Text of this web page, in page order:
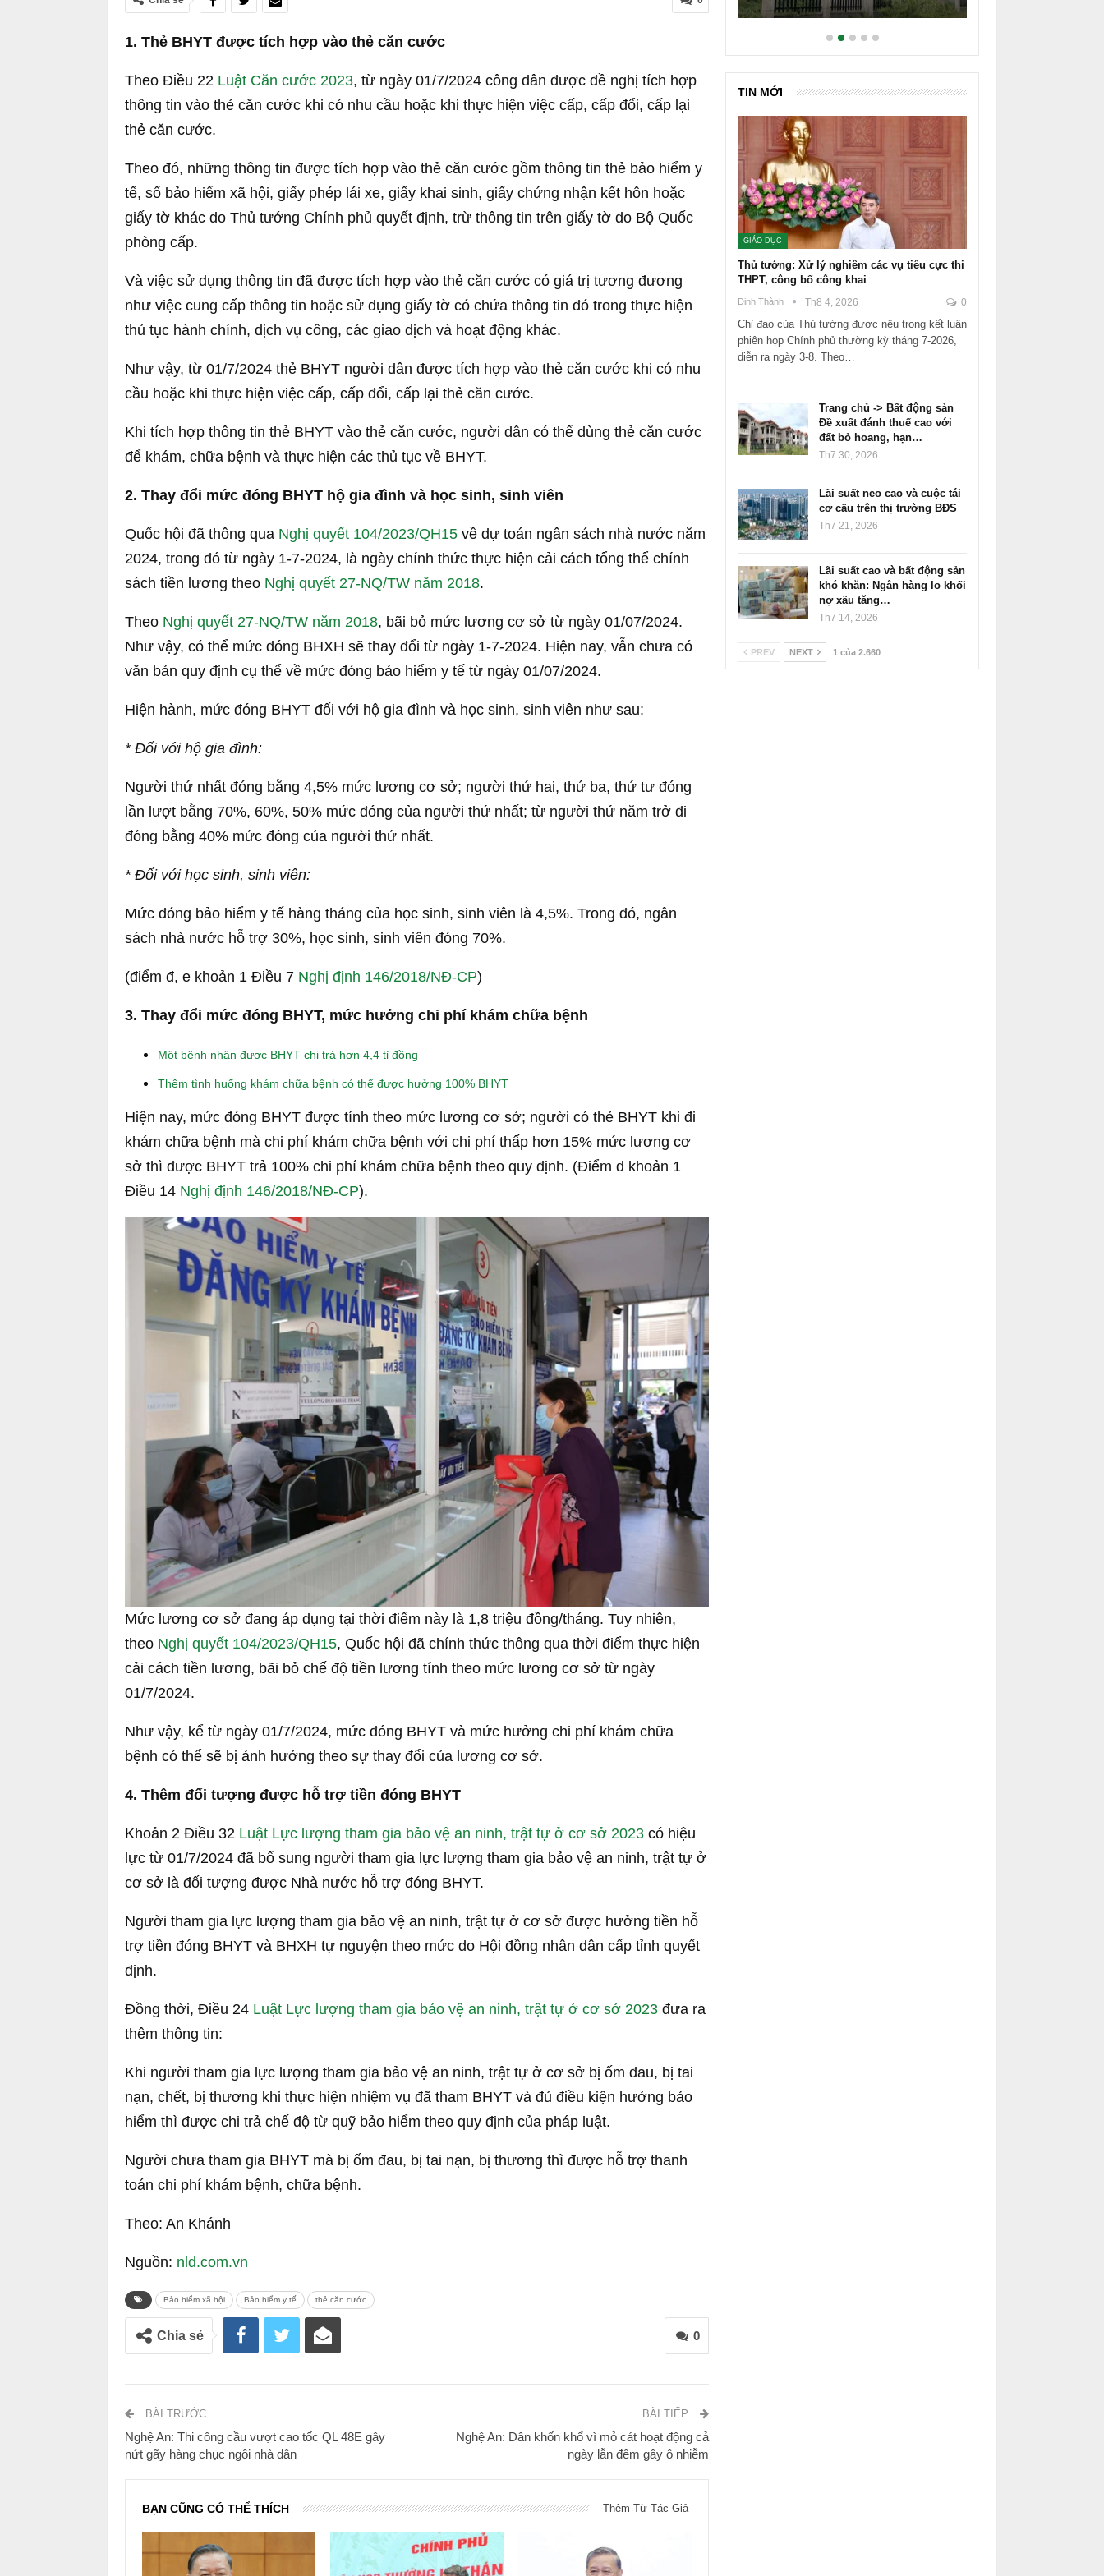
1. Thẻ BHYT được tích hợp vào thẻ căn cước
Theo Điều 22 Luật Căn cước 2023, từ ngày 01/7/2024 công dân được đề nghị tích hợp
thông tin vào thẻ căn cước khi có nhu cầu hoặc khi thực hiện việc cấp, cấp đổi, cấp lại
thẻ căn cước.
Theo đó, những thông tin được tích hợp vào thẻ căn cước gồm thông tin thẻ bảo hiểm y
tế, sổ bảo hiểm xã hội, giấy phép lái xe, giấy khai sinh, giấy chứng nhận kết hôn hoặc
giấy tờ khác do Thủ tướng Chính phủ quyết định, trừ thông tin trên giấy tờ do Bộ Quốc
phòng cấp.
Và việc sử dụng thông tin đã được tích hợp vào thẻ căn cước có giá trị tương đương
như việc cung cấp thông tin hoặc sử dụng giấy tờ có chứa thông tin đó trong thực hiện
thủ tục hành chính, dịch vụ công, các giao dịch và hoạt động khác.
Như vậy, từ 01/7/2024 thẻ BHYT người dân được tích hợp vào thẻ căn cước khi có nhu
cầu hoặc khi thực hiện việc cấp, cấp đổi, cấp lại thẻ căn cước.
Khi tích hợp thông tin thẻ BHYT vào thẻ căn cước, người dân có thể dùng thẻ căn cước
để khám, chữa bệnh và thực hiện các thủ tục về BHYT.
2. Thay đổi mức đóng BHYT hộ gia đình và học sinh, sinh viên
Quốc hội đã thông qua Nghị quyết 104/2023/QH15 về dự toán ngân sách nhà nước năm
2024, trong đó từ ngày 1-7-2024, là ngày chính thức thực hiện cải cách tổng thể chính
sách tiền lương theo Nghị quyết 27-NQ/TW năm 2018.
Theo Nghị quyết 27-NQ/TW năm 2018, bãi bỏ mức lương cơ sở từ ngày 01/07/2024.
Như vậy, có thể mức đóng BHXH sẽ thay đổi từ ngày 1-7-2024. Hiện nay, vẫn chưa có
văn bản quy định cụ thể về mức đóng bảo hiểm y tế từ ngày 01/07/2024.
Hiện hành, mức đóng BHYT đối với hộ gia đình và học sinh, sinh viên như sau:
* Đối với hộ gia đình:
Người thứ nhất đóng bằng 4,5% mức lương cơ sở; người thứ hai, thứ ba, thứ tư đóng
lần lượt bằng 70%, 60%, 50% mức đóng của người thứ nhất; từ người thứ năm trở đi
đóng bằng 40% mức đóng của người thứ nhất.
* Đối với học sinh, sinh viên:
Mức đóng bảo hiểm y tế hàng tháng của học sinh, sinh viên là 4,5%. Trong đó, ngân
sách nhà nước hỗ trợ 30%, học sinh, sinh viên đóng 70%.
(điểm đ, e khoản 1 Điều 7 Nghị định 146/2018/NĐ-CP)
3. Thay đổi mức đóng BHYT, mức hưởng chi phí khám chữa bệnh
Một bệnh nhân được BHYT chi trả hơn 4,4 tỉ đồng
Thêm tình huống khám chữa bệnh có thể được hưởng 100% BHYT
Hiện nay, mức đóng BHYT được tính theo mức lương cơ sở; người có thẻ BHYT khi đi
khám chữa bệnh mà chi phí khám chữa bệnh với chi phí thấp hơn 15% mức lương cơ
sở thì được BHYT trả 100% chi phí khám chữa bệnh theo quy định. (Điểm d khoản 1
Điều 14 Nghị định 146/2018/NĐ-CP).
Mức lương cơ sở đang áp dụng tại thời điểm này là 1,8 triệu đồng/tháng. Tuy nhiên,
theo Nghị quyết 104/2023/QH15, Quốc hội đã chính thức thông qua thời điểm thực hiện
cải cách tiền lương, bãi bỏ chế độ tiền lương tính theo mức lương cơ sở từ ngày
01/7/2024.
Như vậy, kể từ ngày 01/7/2024, mức đóng BHYT và mức hưởng chi phí khám chữa
bệnh có thể sẽ bị ảnh hưởng theo sự thay đổi của lương cơ sở.
4. Thêm đối tượng được hỗ trợ tiền đóng BHYT
Khoản 2 Điều 32 Luật Lực lượng tham gia bảo vệ an ninh, trật tự ở cơ sở 2023 có hiệu
lực từ 01/7/2024 đã bổ sung người tham gia lực lượng tham gia bảo vệ an ninh, trật tự ở
cơ sở là đối tượng được Nhà nước hỗ trợ đóng BHYT.
Người tham gia lực lượng tham gia bảo vệ an ninh, trật tự ở cơ sở được hưởng tiền hỗ
trợ tiền đóng BHYT và BHXH tự nguyện theo mức do Hội đồng nhân dân cấp tỉnh quyết
định.
Đồng thời, Điều 24 Luật Lực lượng tham gia bảo vệ an ninh, trật tự ở cơ sở 2023 đưa ra
thêm thông tin:
Khi người tham gia lực lượng tham gia bảo vệ an ninh, trật tự ở cơ sở bị ốm đau, bị tai
nạn, chết, bị thương khi thực hiện nhiệm vụ đã tham BHYT và đủ điều kiện hưởng bảo
hiểm thì được chi trả chế độ từ quỹ bảo hiểm theo quy định của pháp luật.
Người chưa tham gia BHYT mà bị ốm đau, bị tai nạn, bị thương thì được hỗ trợ thanh
toán chi phí khám bệnh, chữa bệnh.
Theo: An Khánh
Nguồn: nld.com.vn
Bảo hiểm xã hội Bảo hiểm y tế thẻ căn cước
0
Chia sẻ
BÀI TRƯỚC
Nghệ An: Thi công cầu vượt cao tốc QL 48E gây
nứt gãy hàng chục ngôi nhà dân
BÀI TIẾP
Nghệ An: Dân khốn khổ vì mỏ cát hoạt động cả
ngày lẫn đêm gây ô nhiễm
BẠN CŨNG CÓ THỂ THÍCH Thêm Từ Tác Giả
TIN MỚI
GIÁO DỤC
Thủ tướng: Xử lý nghiêm các vụ tiêu cực thi
THPT, công bố công khai
Đinh Thành Th8 4, 2026 0
Chỉ đạo của Thủ tướng được nêu trong kết luận
phiên họp Chính phủ thường kỳ tháng 7-2026,
diễn ra ngày 3-8. Theo…
Trang chủ -> Bất động sản
Đề xuất đánh thuế cao với
đất bỏ hoang, hạn…
Th7 30, 2026
Lãi suất neo cao và cuộc tái
cơ cấu trên thị trường BĐS
Th7 21, 2026
Lãi suất cao và bất động sản
khó khăn: Ngân hàng lo khối
nợ xấu tăng…
Th7 14, 2026
PREV NEXT 1 của 2.660